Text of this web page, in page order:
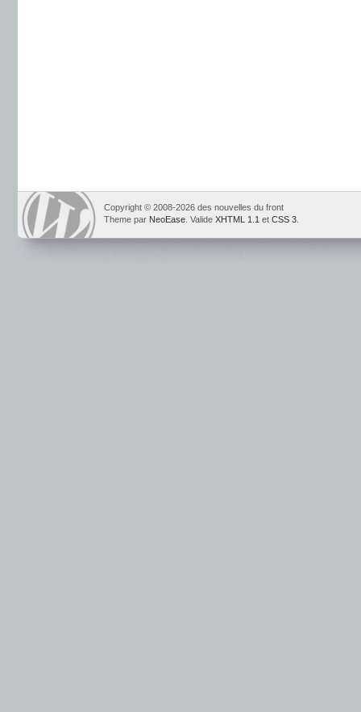
Copyright © 2008-2026 des nouvelles du front
Theme par NeoEase . Valide XHTML 1.1 et CSS 3